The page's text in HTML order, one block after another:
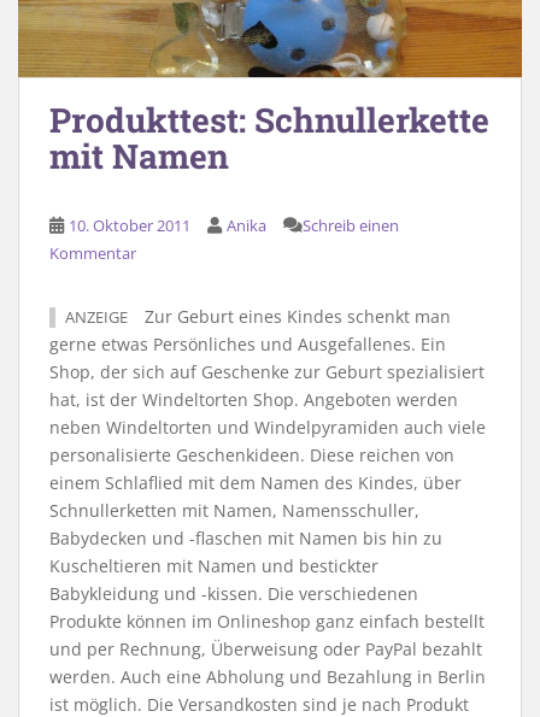
Produkttest: Schnullerkette
mit Namen
10. Oktober 2011 Anika
Schreib einen
Kommentar
ANZEIGE
Zur Geburt eines Kindes schenkt man
gerne etwas Persönliches und Ausgefallenes. Ein
Shop, der sich auf Geschenke zur Geburt spezialisiert
hat, ist der Windeltorten Shop. Angeboten werden
neben Windeltorten und Windelpyramiden auch viele
personalisierte Geschenkideen. Diese reichen von
einem Schlaflied mit dem Namen des Kindes, über
Schnullerketten mit Namen, Namensschuller,
Babydecken und -flaschen mit Namen bis hin zu
Kuscheltieren mit Namen und bestickter
Babykleidung und -kissen. Die verschiedenen
Produkte können im Onlineshop ganz einfach bestellt
und per Rechnung, Überweisung oder PayPal bezahlt
werden. Auch eine Abholung und Bezahlung in Berlin
ist möglich. Die Versandkosten sind je nach Produkt